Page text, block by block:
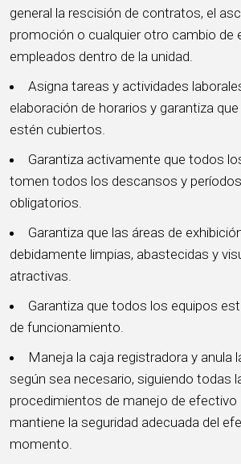
general la rescisión de contratos, el
promoción o cualquier otro cambio de
empleados dentro de la unidad.
Asigna tareas y actividades
elaboración de horarios y garantiza
estén cubiertos.
Garantiza activamente que todos
tomen todos los descansos y
obligatorios.
Garantiza que las áreas de
debidamente limpias, abastecidas y
atractivas.
Garantiza que todos los equipos
de funcionamiento.
Maneja la caja registradora y anula
según sea necesario, siguiendo todas
procedimientos de manejo de
mantiene la seguridad adecuada del
momento.